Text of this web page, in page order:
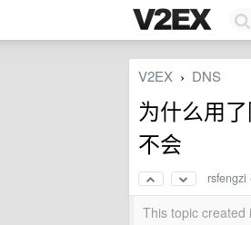
V2EX › DNS
为什么用
不会
rsfengzi ·
This topic created